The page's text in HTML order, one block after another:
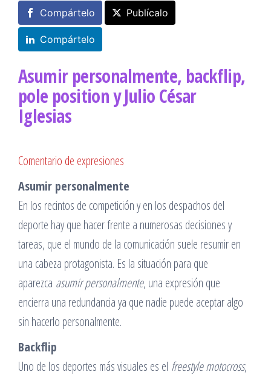
Compártelo Publícalo
Compártelo
Asumir personalmente, backflip,
pole position y Julio César
Iglesias
Comentario de expresiones
Asumir personalmente
En los recintos de competición y en los despachos del
deporte hay que hacer frente a numerosas decisiones y
tareas, que el mundo de la comunicación suele resumir en
una cabeza protagonista. Es la situación para que
aparezca asumir personalmente, una expresión que
encierra una redundancia ya que nadie puede aceptar algo
sin hacerlo personalmente.
Backflip
Uno de los deportes más visuales es el freestyle motocross,